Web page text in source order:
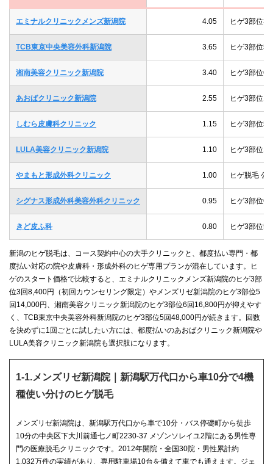
エミナルクリニックメンズ新潟院 4.05 ヒゲ3部位3
TCB東京中央美容外科新潟院 3.65 ヒゲ3部位5
湘南美容クリニック新潟院 3.40 ヒゲ3部位6
あおばクリニック新潟院 2.55 ヒゲ3部位1
しむら皮膚科クリニック 1.15 ヒゲ3部位5
LULA美容クリニック新潟院 1.10 ヒゲ3部位1
やまもと形成外科クリニック 1.00 ヒゲ脱毛 公
シグナス形成外科美容外科クリニック 0.95 ヒゲ3部位6
きど皮ふ科 0.80 ヒゲ3部位5
新潟のヒゲ脱毛は、コース契約中心の大手クリニックと、都度払い専門・都
度払い対応の院や皮膚科・形成外科のヒゲ専用プランが混在しています。ヒ
ゲのスタート価格で比較すると、エミナルクリニックメンズ新潟院のヒゲ3部
位3回8,400円（初回カウンセリング限定）やメンズリゼ新潟院のヒゲ3部位5
回14,000円、湘南美容クリニック新潟院のヒゲ3部位6回16,800円が抑えやす
く、TCB東京中央美容外科新潟院のヒゲ3部位5回48,000円が続きます。回数
を決めずに1回ごとに試したい方には、都度払いのあおばクリニック新潟院や
LULA美容クリニック新潟院も選択肢になります。
1-1.メンズリゼ新潟院｜新潟駅万代口から車10分で4機
種使い分けのヒゲ脱毛
メンズリゼ新潟院は、新潟駅万代口から車で10分・バス停礎町から徒歩
10分の中央区下大川前通七ノ町2230-37 メゾンソレイユ2階にある男性専
門の医療脱毛クリニックです。2012年開院・全国30院・男性累計約
1,032万件の実績があり、専用駐車場10台を備えて車でも通えます。ジェ